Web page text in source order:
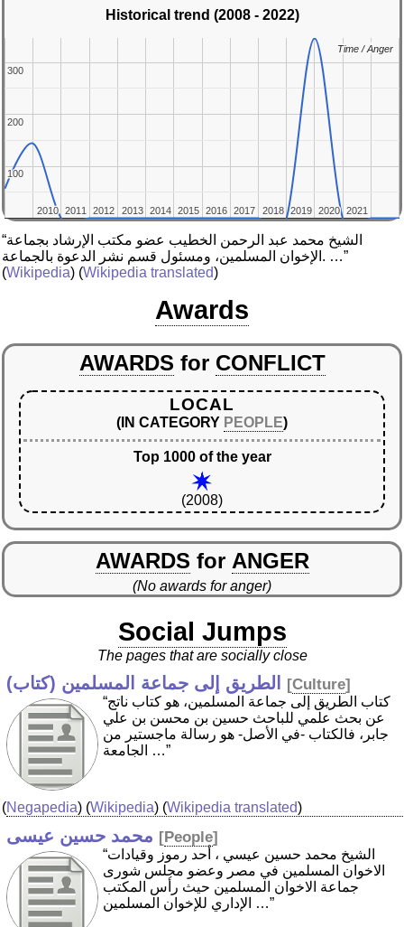
Historical trend (2008 - 2022)
2010
2010 2012
2012 2014
2014 2016
2016 2018
2018 2020
2020
2011
2011 2013
2013 2015
2015 2017
2017 2019
2019 2021
2021
100
100
200
200
300
300
Time / Anger
Time / Anger
“الشيخ محمد عبد الرحمن الخطيب عضو مكتب الإرشاد بجماعة
الإخوان المسلمين، ومسئول قسم نشر الدعوة بالجماعة. …”
(Wikipedia) (Wikipedia translated)
Awards
AWARDS for CONFLICT
LOCAL
(IN CATEGORY PEOPLE)
Top 1000 of the year
(2008)
AWARDS for ANGER
(No awards for anger)
Social Jumps
The pages that are socially close
الطريق إلى جماعة المسلمين (كتاب) [Culture]
“كتاب الطريق إلى جماعة المسلمين، هو كتاب ناتج
عن بحث علمي للباحث حسين بن محسن بن علي
جابر، فالكتاب -في الأصل- هو رسالة ماجستير من
الجامعة …”
(Negapedia) (Wikipedia) (Wikipedia translated)
محمد حسين عيسى [People]
“الشيخ محمد حسين عيسي ، أحد رموز وقيادات
الاخوان المسلمين في مصر وعضو مجلس شورى
جماعة الاخوان المسلمين حيث رأس المكتب
الإداري للإخوان المسلمين …”